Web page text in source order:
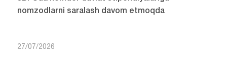
nomzodlarni saralash davom etmoqda
27/07/2026